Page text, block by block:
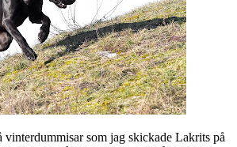
vinterdummisar som jag skickade Lakrits på